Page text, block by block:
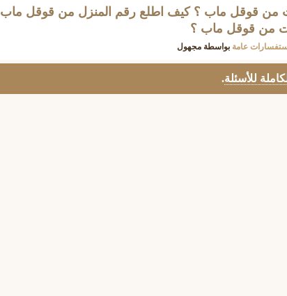
من قوقل ماب ؟ كيف اطلع رقم المنزل من قوقل ماب
من قوقل ماب ؟
عامة بواسطة مجهول
للأسئلة.